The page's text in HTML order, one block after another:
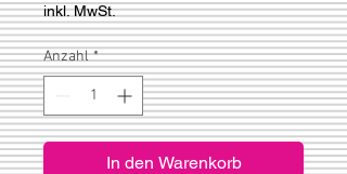
inkl. MwSt.
Anzahl *
In den Warenkorb